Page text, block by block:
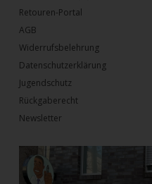
Retouren-Portal
AGB
Widerrufsbelehrung
Datenschutzerklärung
Jugendschutz
Rückgaberecht
Newsletter